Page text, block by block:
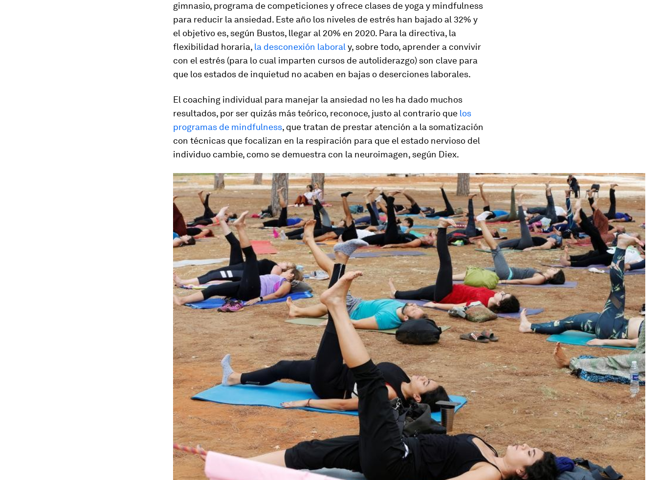
gimnasio, programa de competiciones y ofrece clases de yoga y mindfulness
para reducir la ansiedad. Este año los niveles de estrés han bajado al 32% y
el objetivo es, según Bustos, llegar al 20% en 2020. Para la directiva, la
flexibilidad horaria, la desconexión laboral y, sobre todo, aprender a convivir
con el estrés (para lo cual imparten cursos de autoliderazgo) son clave para
que los estados de inquietud no acaben en bajas o deserciones laborales.
El coaching individual para manejar la ansiedad no les ha dado muchos
resultados, por ser quizás más teórico, reconoce, justo al contrario que los
programas de mindfulness, que tratan de prestar atención a la somatización
con técnicas que focalizan en la respiración para que el estado nervioso del
individuo cambie, como se demuestra con la neuroimagen, según Diex.